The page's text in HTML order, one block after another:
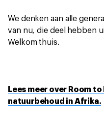
We denken aan alle
van nu, die deel hebben
Welkom thuis.
Lees meer over Room
natuurbehoud in Afrika.